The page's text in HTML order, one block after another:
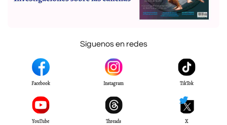
Síguenos en redes
Facebook Instagram TikTok
YouTube Threads X